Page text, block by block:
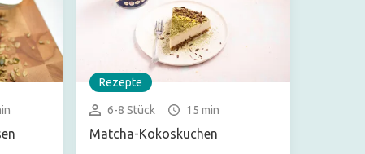
Rezepte
6-8 Stück 15 min
Matcha-Kokoskuchen